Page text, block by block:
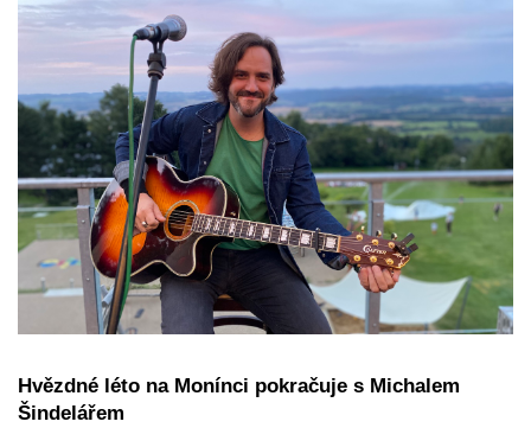
Hvězdné léto na Monínci pokračuje s Michalem
Šindelářem